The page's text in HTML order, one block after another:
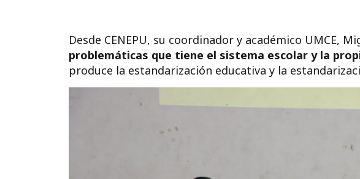
Desde CENEPU, su coordinador y académico UMCE,
problemáticas que tiene el sistema escolar y la
produce la estandarización educativa y la